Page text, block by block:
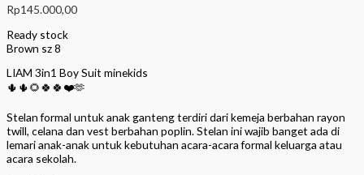
Rp145.000,00
Ready stock
Brown sz 8
LIAM 3in1 Boy Suit minekids
🌵🌵🌻🍀🍀❤️🫶
Stelan formal untuk anak ganteng terdiri dari kemeja berbahan rayon
twill, celana dan vest berbahan poplin. Stelan ini wajib banget ada di
lemari anak-anak untuk kebutuhan acara-acara formal keluarga atau
acara sekolah.